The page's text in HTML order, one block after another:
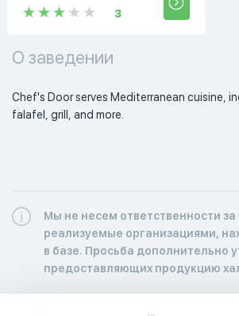
3
О заведении
Chef's Door serves Mediterranean cuisine,
falafel, grill, and more.
Мы не несем ответственности за
реализуемые организациями,
в базе. Просьба дополнительно
предоставляющих продукцию